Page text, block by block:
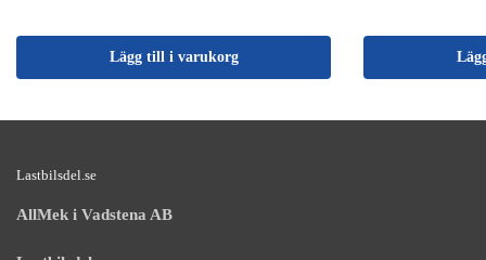
Lägg till i varukorg
Lastbilsdel.se
AllMek i Vadstena AB